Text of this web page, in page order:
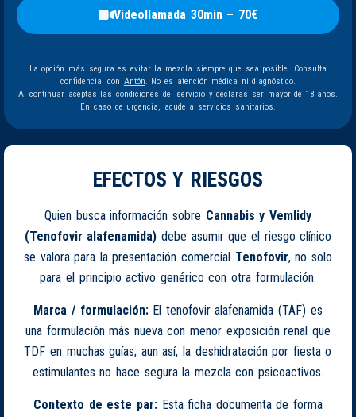
Videollamada 30min – 70€
La opción más segura es evitar la mezcla siempre que sea posible. Consulta
confidencial con Antón. No es atención médica ni diagnóstico.
Al continuar aceptas las condiciones del servicio y declaras ser mayor de 18 años.
En caso de urgencia, acude a servicios sanitarios.
EFECTOS Y RIESGOS
Quien busca información sobre Cannabis y Vemlidy
(Tenofovir alafenamida) debe asumir que el riesgo clínico
se valora para la presentación comercial Tenofovir, no solo
para el principio activo genérico con otra formulación.
Marca / formulación:El tenofovir alafenamida (TAF) es
una formulación más nueva con menor exposición renal que
TDF en muchas guías; aun así, la deshidratación por fiesta o
estimulantes no hace segura la mezcla con psicoactivos.
Contexto de este par:Esta ficha documenta de forma